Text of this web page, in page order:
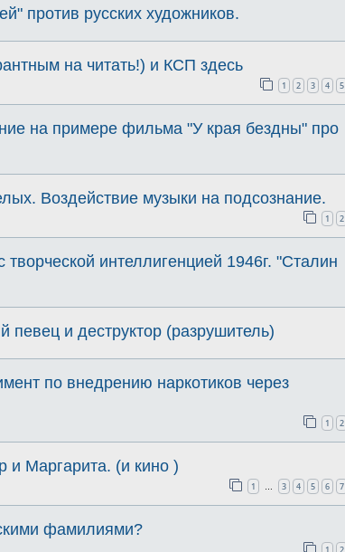
против русских художников.
на читать!) и КСП здесь
1 2 3 4 5
на примере фильма "У края бездны" про
Воздействие музыки на подсознание.
1 2
творческой интеллигенцией 1946г. "Сталин
певец и деструктор (разрушитель)
по внедрению наркотиков через
1 2
и Маргарита. (и кино )
1 … 3 4 5 6 7
фамилиями?